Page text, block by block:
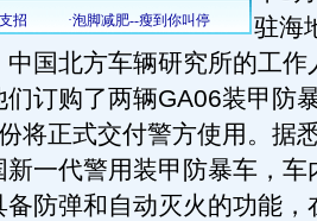
驻海
国北方车辆研究所的工作
订购了两辆GA06装甲防
将正式交付警方使用。据
新一代警用装甲防暴车，车
备防弹和自动灭火的功能，